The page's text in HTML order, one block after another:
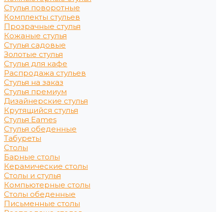
Стулья поворотные
Комплекты стульев
Прозрачные стулья
Кожаные стулья
Стулья садовые
Золотые стулья
Стулья для кафе
Распродажа стульев
Стулья на заказ
Стулья премиум
Дизайнерские стулья
Крутящийся стулья
Стулья Eames
Стулья обеденные
Табуреты
Столы
Барные столы
Керамические столы
Столы и стулья
Компьютерные столы
Столы обеденные
Письменные столы